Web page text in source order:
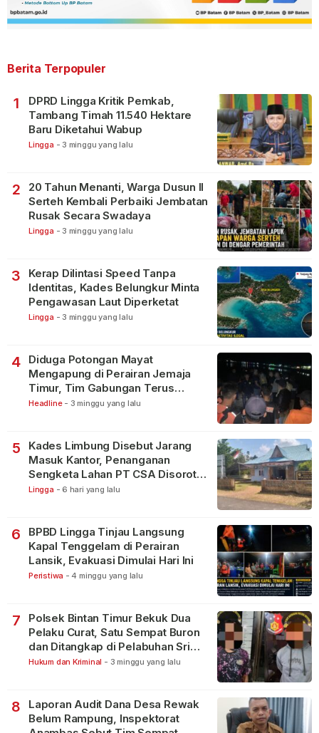
Berita Terpopuler
1
DPRD Lingga Kritik Pemkab,
Tambang Timah 11.540 Hektare
Baru Diketahui Wabup
Lingga - 3 minggu yang lalu
2
20 Tahun Menanti, Warga Dusun II
Serteh Kembali Perbaiki Jembatan
Rusak Secara Swadaya
Lingga - 3 minggu yang lalu
3
Kerap Dilintasi Speed Tanpa
Identitas, Kades Belungkur Minta
Pengawasan Laut Diperketat
Lingga - 3 minggu yang lalu
4
Diduga Potongan Mayat
Mengapung di Perairan Jemaja
Timur, Tim Gabungan Terus
Lakukan Pencarian
Headline - 3 minggu yang lalu
5
Kades Limbung Disebut Jarang
Masuk Kantor, Penanganan
Sengketa Lahan PT CSA Disorot
Warga
Lingga - 6 hari yang lalu
6
BPBD Lingga Tinjau Langsung
Kapal Tenggelam di Perairan
Lansik, Evakuasi Dimulai Hari Ini
Peristiwa - 4 minggu yang lalu
7
Polsek Bintan Timur Bekuk Dua
Pelaku Curat, Satu Sempat Buron
dan Ditangkap di Pelabuhan Sri
Bintan Pura
Hukum dan Kriminal - 3 minggu yang lalu
8
Laporan Audit Dana Desa Rewak
Belum Rampung, Inspektorat